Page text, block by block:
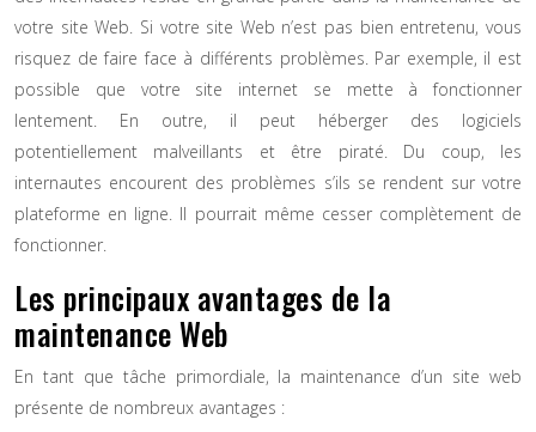
votre site Web. Si votre site Web n’est pas bien entretenu, vous
risquez de faire face à différents problèmes. Par exemple, il est
possible que votre site internet se mette à fonctionner
lentement. En outre, il peut héberger des logiciels
potentiellement malveillants et être piraté. Du coup, les
internautes encourent des problèmes s’ils se rendent sur votre
plateforme en ligne. Il pourrait même cesser complètement de
fonctionner.
Les principaux avantages de la
maintenance Web
En tant que tâche primordiale, la maintenance d’un site web
présente de nombreux avantages :